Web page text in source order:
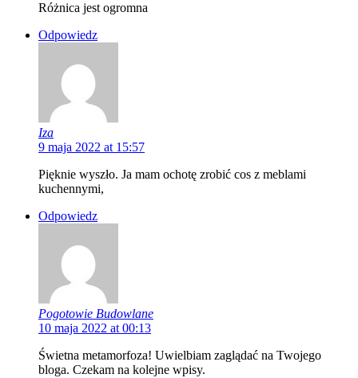
Różnica jest ogromna
Odpowiedz
Iza
9 maja 2022 at 15:57
Pięknie wyszło. Ja mam ochotę zrobić cos z meblami
kuchennymi,
Odpowiedz
Pogotowie Budowlane
10 maja 2022 at 00:13
Świetna metamorfoza! Uwielbiam zaglądać na Twojego
bloga. Czekam na kolejne wpisy.